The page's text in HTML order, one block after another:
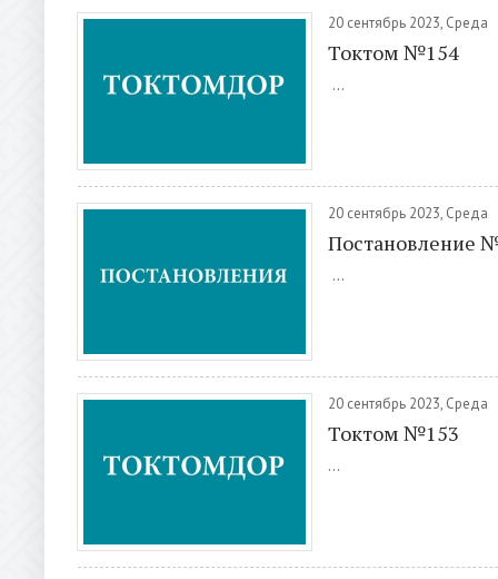
20 сентябрь 2023, Среда
Токтом №154
...
20 сентябрь 2023, Среда
Постановление
...
20 сентябрь 2023, Среда
Токтом №153
...